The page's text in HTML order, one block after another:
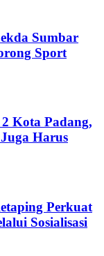
Sumbar
Sport
Kota Padang,
Harus
Perkuat
Sosialisasi